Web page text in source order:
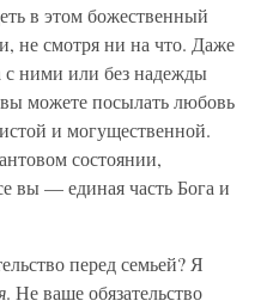
в этом божественный
не смотря ни на что. Даже
с ними или без надежды
можете посылать любовь
и могущественной.
состоянии,
вы — единая часть Бога и
перед семьей? Я
. Не ваше обязательство